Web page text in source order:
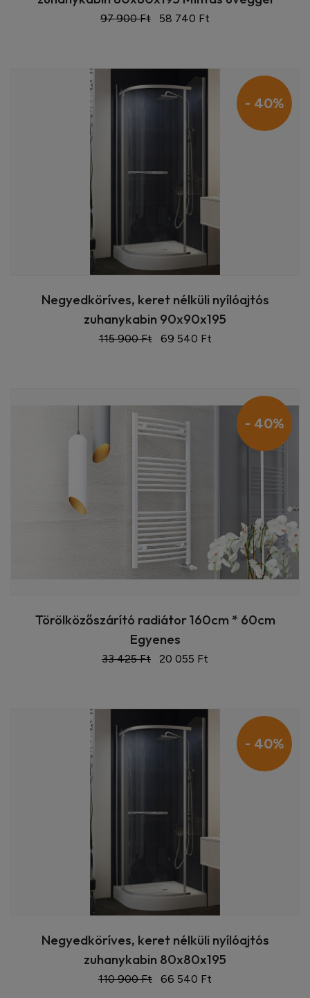
97 900 Ft 58 740 Ft
- 40%
Negyedköríves, keret nélküli nyílóajtós
zuhanykabin 90x90x195
115 900 Ft 69 540 Ft
- 40%
Törölközőszárító radiátor 160cm * 60cm
Egyenes
33 425 Ft 20 055 Ft
- 40%
Negyedköríves, keret nélküli nyílóajtós
zuhanykabin 80x80x195
110 900 Ft 66 540 Ft